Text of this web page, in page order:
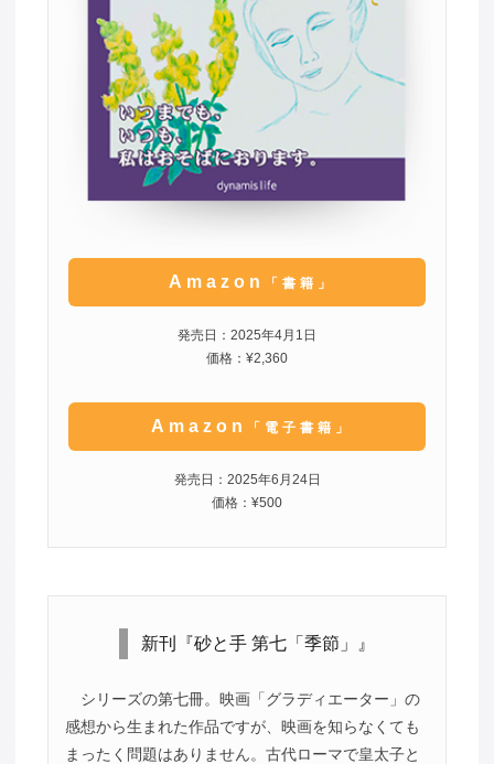
Amazon 「書籍」
発売日：2025年4月1日
価格：¥2,360
Amazon 「電子書籍」
発売日：2025年6月24日
価格：¥500
新刊『砂と手 第七「季節」』
シリーズの第七冊。映画「グラディエーター」の
感想から生まれた作品ですが、映画を知らなくても
まったく問題はありません。古代ローマで皇太子と